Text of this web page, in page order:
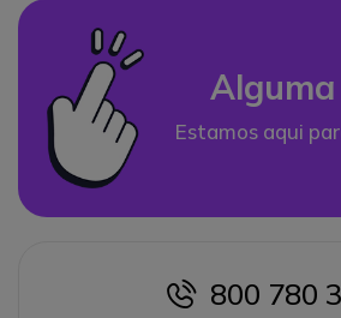
Estamos aqui
icon
800 780